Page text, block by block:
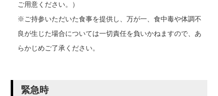
ご用意ください。）
※ご持参いただいた食事を提供し、万が一、食中毒や体調不
良が生じた場合については一切責任を負いかねますので、あ
らかじめご了承ください。
緊急時